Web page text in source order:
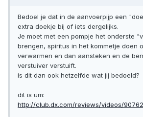
Bedoel je dat in de aanvoerpijp een
extra doekje bij of iets dergelijks.
Je moet met een pompje het onderste
brengen, spiritus in het kommetje doen
verwarmen en dan aansteken en de
verstuiver verstuift.
is dit dan ook hetzelfde wat jij bedoeld?
dit is um:
http://club.dx.com/reviews/videos/